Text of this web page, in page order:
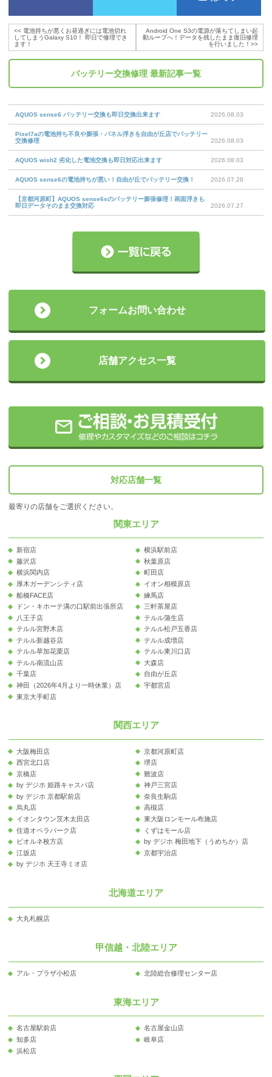
<< 電池持ちが悪くお昼過ぎには電池切れ
してしまうGalaxy S10！ 即日で修理でき
ます！
Android One S3の電源が落ちてしまい起
動ループへ！データを残したまま復旧修理
を行いました！ >>
バッテリー交換修理 最新記事一覧
AQUOS sense6 バッテリー交換も即日交換出来ます 2026.08.03
Pixel7aの電池持ち不良や膨張・パネル浮きを自由が丘店でバッテリー
交換修理
2026.08.03
AQUOS wish2 劣化した電池交換も即日対応出来ます 2026.08.03
AQUOS sense6の電池持ちが悪い！自由が丘でバッテリー交換！ 2026.07.28
【京都河原町】AQUOS sense6sのバッテリー膨張修理！画面浮きも
即日データそのまま交換対応
2026.07.27
フォームお問い合わせ
店舗アクセス一覧
対応店舗一覧
最寄りの店舗をご選択ください。
関東エリア
新宿店
横浜駅前店
藤沢店
秋葉原店
横浜関内店
町田店
厚木ガーデンシティ店
イオン相模原店
船橋FACE店
練馬店
ドン・キホーテ溝の口駅前出張所店
三軒茶屋店
八王子店
テルル蒲生店
テルル宮野木店
テルル松戸五香店
テルル新越谷店
テルル成増店
テルル草加花栗店
テルル東川口店
テルル南流山店
大森店
千葉店
自由が丘店
神田（2026年4月より一時休業）店
宇都宮店
東京大手町店
関西エリア
大阪梅田店
京都河原町店
西宮北口店
堺店
京橋店
難波店
by デジホ 姫路キャスパ店
神戸三宮店
by デジホ 京都駅前店
奈良生駒店
烏丸店
高槻店
イオンタウン茨木太田店
東大阪ロンモール布施店
住道オペラパーク店
くずはモール店
ビオルネ枚方店
by デジホ 梅田地下（うめちか）店
江坂店
京都宇治店
by デジホ 天王寺ミオ店
北海道エリア
大丸札幌店
甲信越・北陸エリア
アル・プラザ小松店 北陸総合修理センター店
東海エリア
名古屋駅前店
名古屋金山店
知多店
岐阜店
浜松店